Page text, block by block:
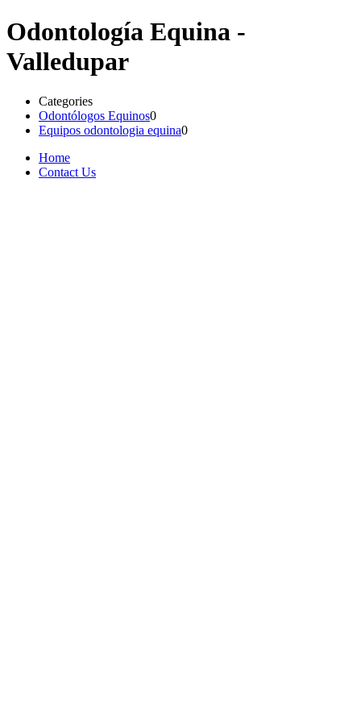
Odontología Equina -
Valledupar
Categories
Odontólogos Equinos0
Equipos odontologia equina0
Home
Contact Us